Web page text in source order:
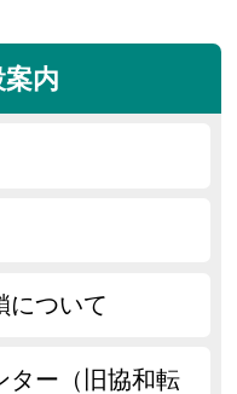
内
について
ター（旧協和転